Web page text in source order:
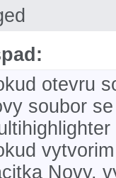
otevru
soubor
Novy,